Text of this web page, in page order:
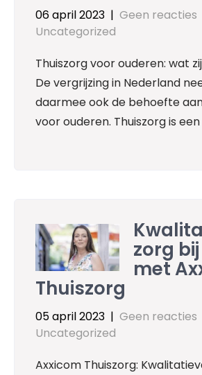
06 april 2023 | Geen reacties
Uncategorized
Thuiszorg voor ouderen: wat
De vergrijzing in Nederland
daarmee ook de behoefte
voor ouderen. Thuiszorg is
zorg
met
Thuiszorg
05 april 2023 | Geen reacties
Uncategorized
Axxicom Thuiszorg: